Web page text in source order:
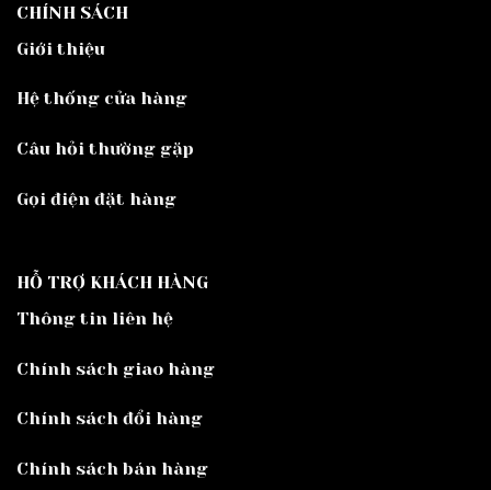
CHÍNH SÁCH
Giới thiệu
Hệ thống cửa hàng
Câu hỏi thường gặp
Gọi điện đặt hàng
HỖ TRỢ KHÁCH HÀNG
Thông tin liên hệ
Chính sách giao hàng
Chính sách đổi hàng
Chính sách bán hàng